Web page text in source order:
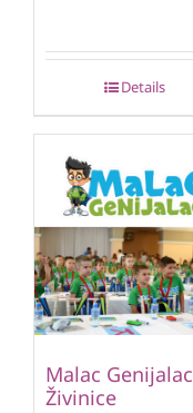
Details
Malac Genijalac
Živinice